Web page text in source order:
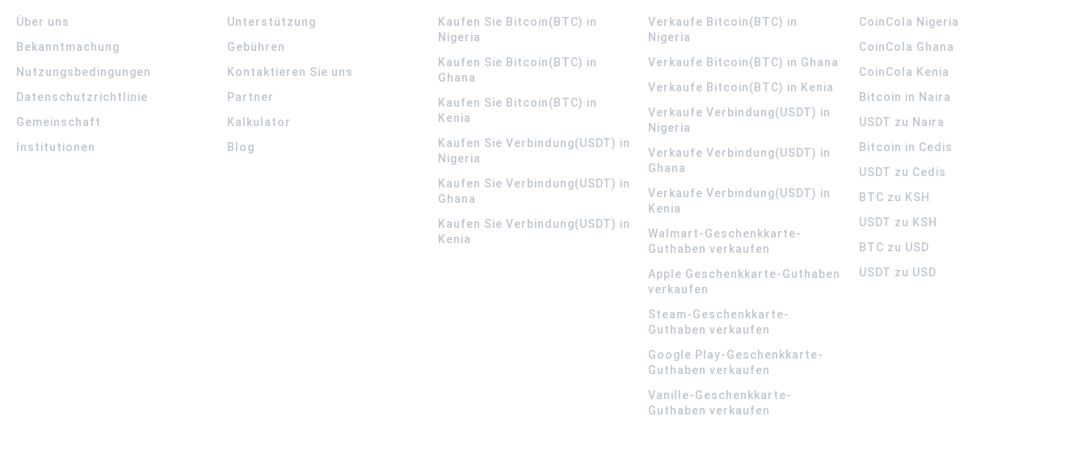
Über uns
Bekanntmachung
Nutzungsbedingungen
Datenschutzrichtlinie
Gemeinschaft
Institutionen
Unterstützung
Gebühren
Kontaktieren Sie uns
Partner
Kalkulator
Blog
Kaufen Sie Bitcoin(BTC) in
Nigeria
Kaufen Sie Bitcoin(BTC) in
Ghana
Kaufen Sie Bitcoin(BTC) in
Kenia
Kaufen Sie Verbindung(USDT) in
Nigeria
Kaufen Sie Verbindung(USDT) in
Ghana
Kaufen Sie Verbindung(USDT) in
Kenia
Verkaufe Bitcoin(BTC) in
Nigeria
Verkaufe Bitcoin(BTC) in Ghana
Verkaufe Bitcoin(BTC) in Kenia
Verkaufe Verbindung(USDT) in
Nigeria
Verkaufe Verbindung(USDT) in
Ghana
Verkaufe Verbindung(USDT) in
Kenia
Walmart-Geschenkkarte-
Guthaben verkaufen
Apple Geschenkkarte-Guthaben
verkaufen
Steam-Geschenkkarte-
Guthaben verkaufen
Google Play-Geschenkkarte-
Guthaben verkaufen
Vanille-Geschenkkarte-
Guthaben verkaufen
CoinCola Nigeria
CoinCola Ghana
CoinCola Kenia
Bitcoin in Naira
USDT zu Naira
Bitcoin in Cedis
USDT zu Cedis
BTC zu KSH
USDT zu KSH
BTC zu USD
USDT zu USD